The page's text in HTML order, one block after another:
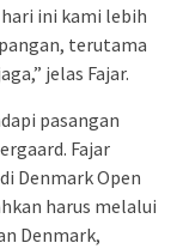
ini kami lebih
terutama
jelas Fajar.
pasangan
Fajar
Denmark Open
harus melalui
Denmark,